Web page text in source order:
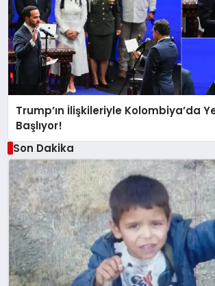
Trump’ın İlişkileriyle Kolombiya’da
Başlıyor!
Son Dakika